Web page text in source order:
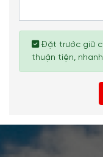
Đặt trước giữ
thuận tiện,